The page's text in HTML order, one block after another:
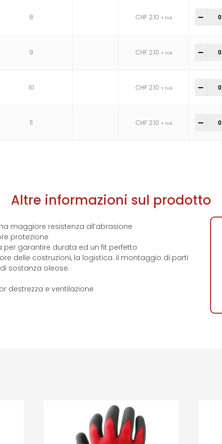
8 CHF 2.10 + IVA
9 CHF 2.10 + IVA
10 CHF 2.10 + IVA
11 CHF 2.10 + IVA
Altre informazioni sul prodotto
maggiore resistenza all’abrasione
protezione
per garantire durata ed un fit perfetto
delle costruzioni, la logistica. il montaggio di parti
sostanza oleose.
destrezza e ventilazione